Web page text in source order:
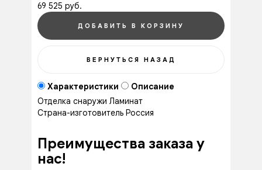
69 525 руб.
Характеристики
Описание
Отделка снаружи Ламинат
Страна-изготовитель Россия
Преимущества заказа у
нас!